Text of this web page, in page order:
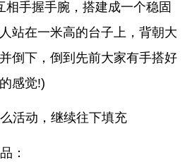
相手握手腕，搭建成一个稳固
站在一米高的台子上，背朝大
倒下，倒到先前大家有手搭好
感觉!)
活动，继续往下填充
：